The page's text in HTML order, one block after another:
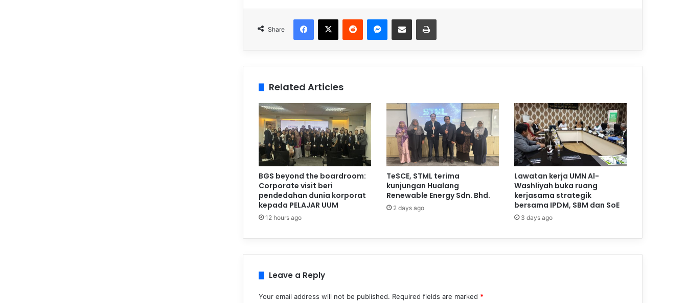
Share
Related Articles
BGS beyond the boardroom:
Corporate visit beri
pendedahan dunia korporat
kepada PELAJAR UUM
12 hours ago
TeSCE, STML terima
kunjungan Hualang
Renewable Energy Sdn. Bhd.
2 days ago
Lawatan kerja UMN Al-
Washliyah buka ruang
kerjasama strategik
bersama IPDM, SBM dan SoE
3 days ago
Leave a Reply
Your email address will not be published. Required fields are marked *